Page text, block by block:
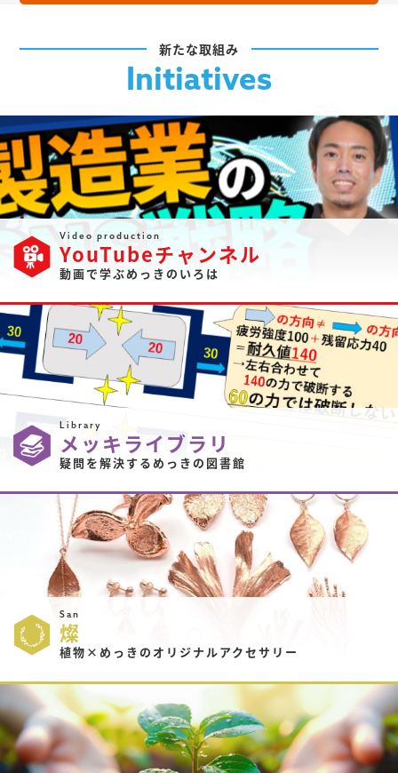
新たな取組み
Initiatives
Video production
YouTubeチャンネル
動画で学ぶめっきのいろは
Library
メッキライブラリ
疑問を解決するめっきの図書館
San
燦
植物×めっきのオリジナルアクセサリー